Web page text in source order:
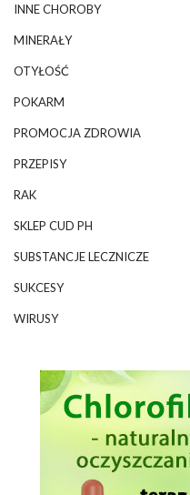
INNE CHOROBY
MINERAŁY
OTYŁOŚĆ
POKARM
PROMOCJA ZDROWIA
PRZEPISY
RAK
SKLEP CUD PH
SUBSTANCJE LECZNICZE
SUKCESY
WIRUSY